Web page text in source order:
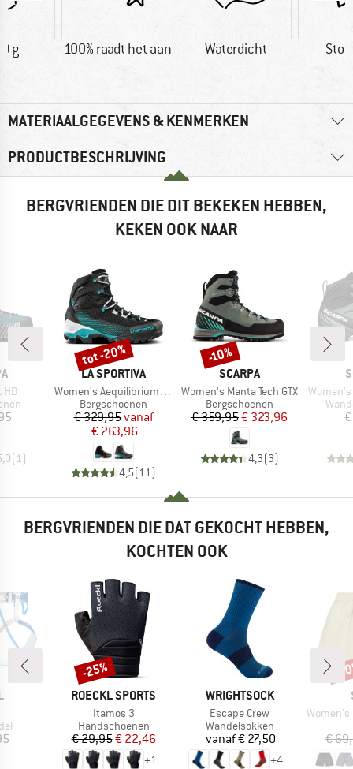
g 100% raadt het aan Waterdicht
MATERIAALGEGEVENS & KENMERKEN
PRODUCTBESCHRIJVING
BERGVRIENDEN DIE DIT BEKEKEN HEBBEN,
KEKEN OOK NAAR
HD
( 1)
MERK
LA SPORTIVA
Artikel
Women's Aequilibrium ST GTX
Productgroep
Bergschoenen
Prijs
€ 329,95Verlaagde prijs
vanaf
€ 263,96
4,5( 11)
Korting
tot -20%
MERK
SCARPA
Artikel
Women's Manta Tech GTX
Productgroep
Bergschoenen
Prijs
€ 359,95Verlaagde prijs
€ 323,96
4,3(3)
Korting
-10%
Artikel
Women's
BERGVRIENDEN DIE DAT GEKOCHT HEBBEN,
KOCHTEN OOK
MERK
ROECKL SPORTS
Artikel
Itamos 3
Productgroep
Handschoenen
Prijs
€ 29,95Verlaagde prijs
€ 22,46
+1
Korting
-25%
MERK
WRIGHTSOCK
Artikel
Escape Crew
Productgroep
Wandelsokken
Prijs
vanaf€ 27,50
+4
Artikel
Women's
€
-